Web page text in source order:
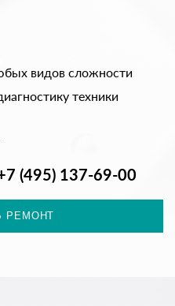
видов сложности
техники
(495) 137-69-00
РЕМОНТ